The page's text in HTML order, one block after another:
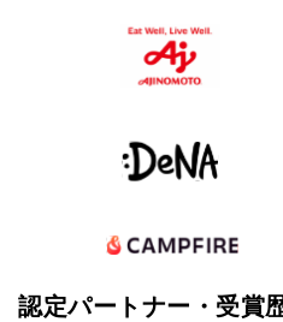
認定パートナー・受賞